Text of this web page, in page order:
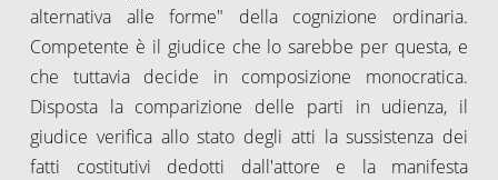
alternativa alle forme" della cognizione ordinaria.
Competente è il giudice che lo sarebbe per questa, e
che tuttavia decide in composizione monocratica.
Disposta la comparizione delle parti in udienza, il
giudice verifica allo stato degli atti la sussistenza dei
fatti costitutivi dedotti dall'attore e la manifesta